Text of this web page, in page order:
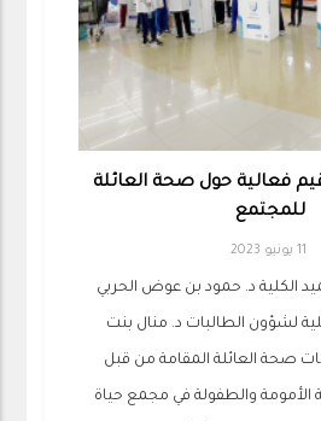
فعالية حول صحة العائلة
للمجتمع
11 يونيو 2023
الكلية د. حمود بن عوض الحربي
لشؤون الطالبات د. منال بنت
صحة العائلة المقامة من قبل
والطفولة في مجمع حياة